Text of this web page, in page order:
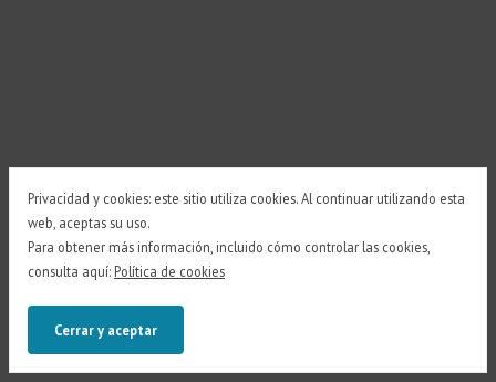
Privacidad y cookies: este sitio utiliza cookies. Al continuar utilizando esta
web, aceptas su uso.
Para obtener más información, incluido cómo controlar las cookies,
consulta aquí: Política de cookies